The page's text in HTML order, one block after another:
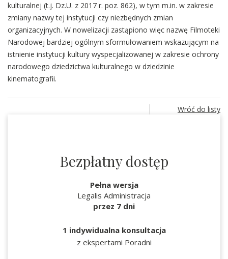
kulturalnej (t.j. Dz.U. z 2017 r. poz. 862), w tym m.in. w zakresie
zmiany nazwy tej instytucji czy niezbędnych zmian
organizacyjnych. W nowelizacji zastąpiono więc nazwę Filmoteki
Narodowej bardziej ogólnym sformułowaniem wskazującym na
istnienie instytucji kultury wyspecjalizowanej w zakresie ochrony
narodowego dziedzictwa kulturalnego w dziedzinie
kinematografii.
Wróć do listy
Bezpłatny dostęp
Pełna wersja
Legalis Administracja
przez 7 dni
1 indywidualna konsultacja
z ekspertami Poradni